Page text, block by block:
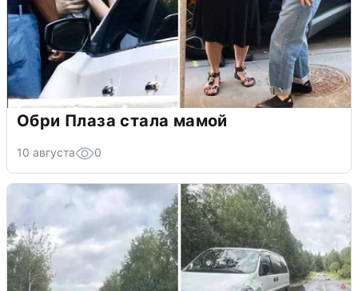
Обри Плаза стала мамой
10 августа 0